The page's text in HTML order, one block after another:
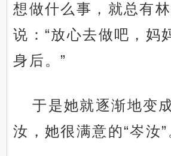
想做什么事，就总有
说：“放心去做吧，妈
身后。”
于是她就逐渐地变
汝，她很满意的“岑汝”